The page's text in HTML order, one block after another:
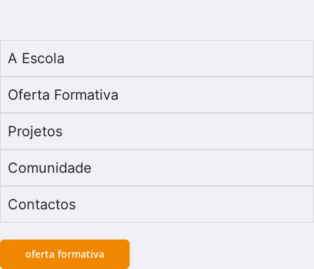
A Escola
Oferta Formativa
Projetos
Comunidade
Contactos
oferta formativa